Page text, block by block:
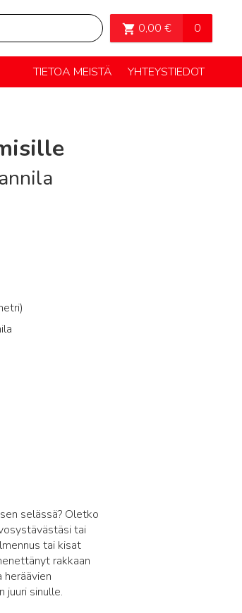
0,00 € 0
OSTOSKORI>
TIETOA MEISTÄ YHTEYSTIEDOT
selässä? Oletko
tai
tai kisat
rakkaan
juuri sinulle.